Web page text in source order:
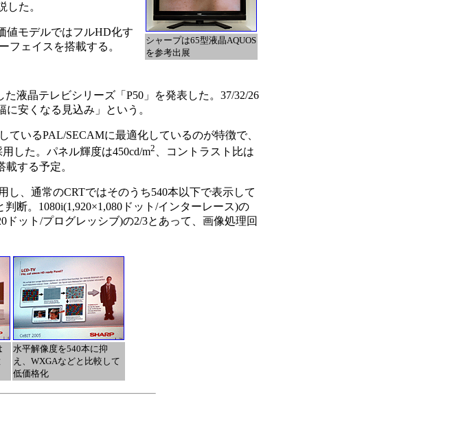
シャープは65型液晶AQUOS
を参考出展
た。
値モデルではフルHD化す
フェイスを搭載する。
液晶テレビシリーズ「P50」を発表した。37/32/26
安くなる見込み」という。
いるPAL/SECAMに最適化しているのが特徴で、
した。パネル輝度は450cd/m2 、コントラスト比は
する予定。
、通常のCRTではそのうち540本以下で表示して
断。1080i(1,920×1,080ドット/インターレース)の
ット/プログレッシブ)の2/3とあって、画像処理回
水平解像度を540本に抑
え、WXGAなどと比較して
低価格化